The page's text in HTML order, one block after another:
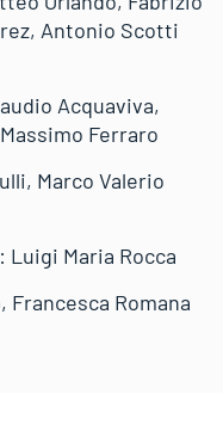
Antonio Scotti
Acquaviva,
Ferraro
Marco Valerio
Luigi Maria Rocca
Francesca Romana